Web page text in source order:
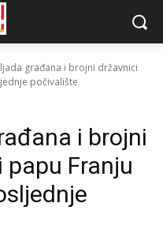
građana i brojni državnici
počivalište
i brojni
Franju